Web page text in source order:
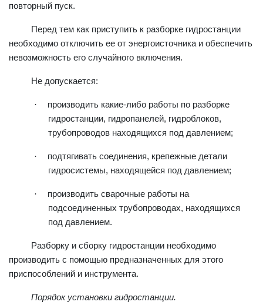
повторный пуск.
Перед тем как приступить к разборке гидростанции
необходимо отключить ее от энергоисточника и обеспечить
невозможность его случайного включения.
Не допускается:
·
производить какие-либо работы по разборке
гидростанции, гидропанелей, гидроблоков,
трубопроводов находящихся под давлением;
·
подтягивать соединения, крепежные детали
гидросистемы, находящейся под давлением;
·
производить сварочные работы на
подсоединенных трубопроводах, находящихся
под давлением.
Разборку и сборку гидростанции необходимо
производить с помощью предназначенных для этого
приспособлений и инструмента.
Порядок установки гидростанции.